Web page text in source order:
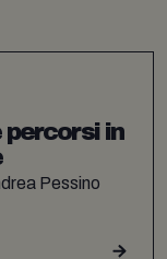
in
Pessino